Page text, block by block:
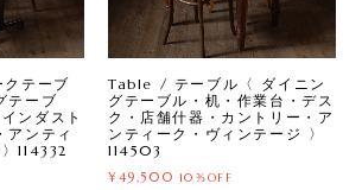
テーブ
テーブ
ンダスト
アンティ
114332
Table / テーブル〈 ダイニン
グテーブル・机・作業台・デス
ク・店舗什器・カントリー・ア
ンティーク・ヴィンテージ 〉
114503
¥49,500 10%OFF